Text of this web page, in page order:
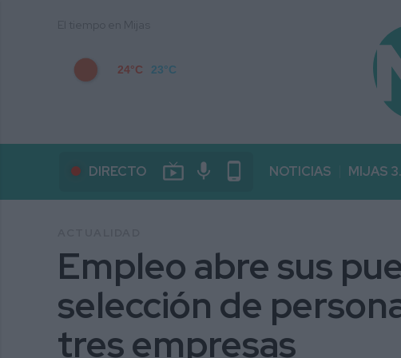
24°C 23°C
DIRECTO live_tv mic phone_android NOTICIAS MIJAS
Empleo abre sus
selección de
tres empresas